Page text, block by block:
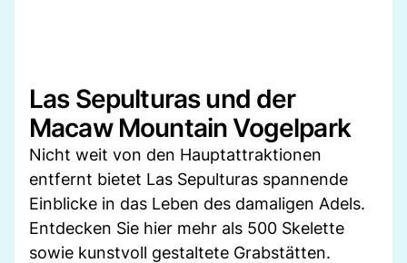
Las Sepulturas und der
Macaw Mountain Vogelpark
Nicht weit von den Hauptattraktionen
entfernt bietet Las Sepulturas spannende
Einblicke in das Leben des damaligen Adels.
Entdecken Sie hier mehr als 500 Skelette
sowie kunstvoll gestaltete Grabstätten.